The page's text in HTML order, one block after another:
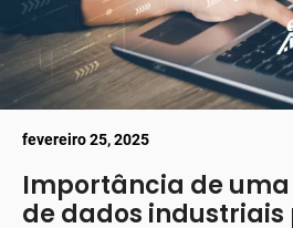
fevereiro 25, 2025
Importância de
de dados